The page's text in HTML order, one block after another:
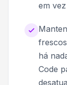
em
há
Code